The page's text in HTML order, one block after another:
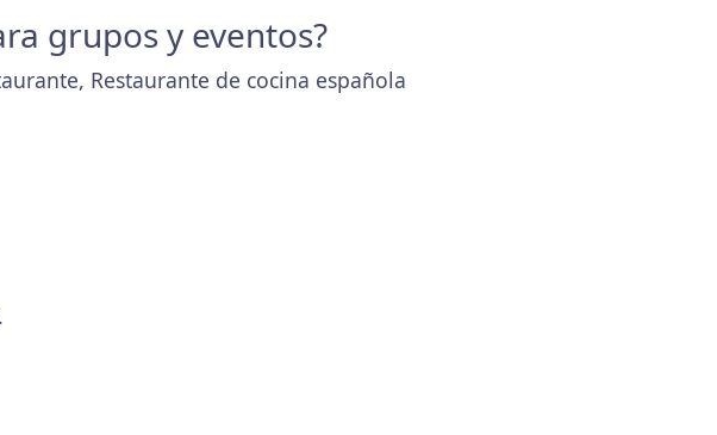
grupos y eventos?
Restaurante de cocina española